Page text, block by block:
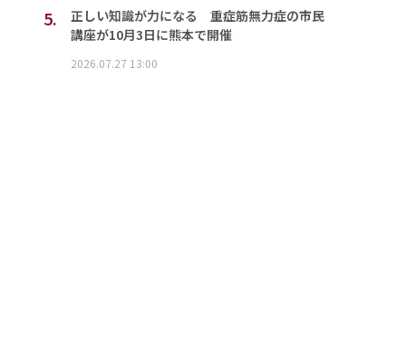
5.
正しい知識が力になる 重症筋無力症の市民
講座が10月3日に熊本で開催
2026.07.27 13:00